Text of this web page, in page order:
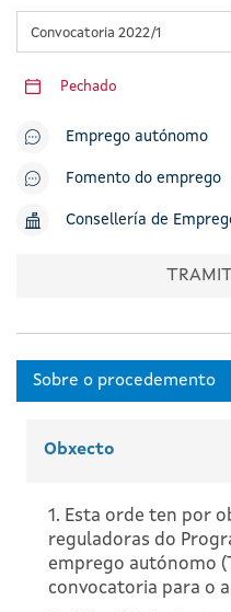
Convocatoria 2022/1
Pechado
Emprego autónomo
Fomento do emprego
Consellería de
Obxecto
1. Esta orde ten por
reguladoras do
emprego autónomo
convocatoria para o